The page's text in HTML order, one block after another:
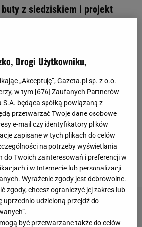
z siedziskiem i projekt
czy mają być uchylne, czy
szybko złapać ulubione buty?
klasycznie i jest solidna,
fornir to opcja tańsza, a często
buty Merkury Marketmożesz
ale równie dobrze możesz
jej wykonanie lub...
już mebla.
Drogi Użytkowniku,
„Akceptuję”, Gazeta.pl sp. z o.o.
w tym [676] Zaufanych Partnerów
S.A. będąca spółką powiązaną z
przetwarzać Twoje dane osobowe
e-mail czy identyfikatory plików
zapisane w tych plikach do celów
na potrzeby wyświetlania
do Twoich zainteresowań i preferencji w
i w Internecie lub personalizacji
Wyrażenie zgody jest dobrowolne.
zgody, chcesz ograniczyć jej zakres lub
uprzednio udzieloną przejdź do
być przetwarzane także do celów